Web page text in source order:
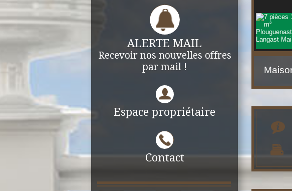
ALERTE MAIL
Recevoir nos nouvelles offres
par mail !
Espace propriétaire
Contact